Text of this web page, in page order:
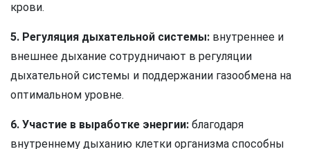
крови.
5. Регуляция дыхательной системы: внутреннее и
внешнее дыхание сотрудничают в регуляции
дыхательной системы и поддержании газообмена на
оптимальном уровне.
6. Участие в выработке энергии: благодаря
внутреннему дыханию клетки организма способны